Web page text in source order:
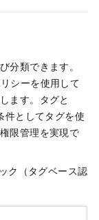
分類できます。
シーを使用して
ます。タグと
件としてタグを使
限管理を実現で
ク（タグベース認